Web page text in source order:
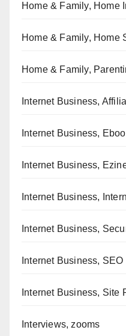
Home & Family, Home
Home & Family, Home
Home & Family,
Internet Business,
Internet Business,
Internet Business,
Internet Business,
Internet Business,
Internet Business, SEO
Internet Business, Site
Interviews, zooms